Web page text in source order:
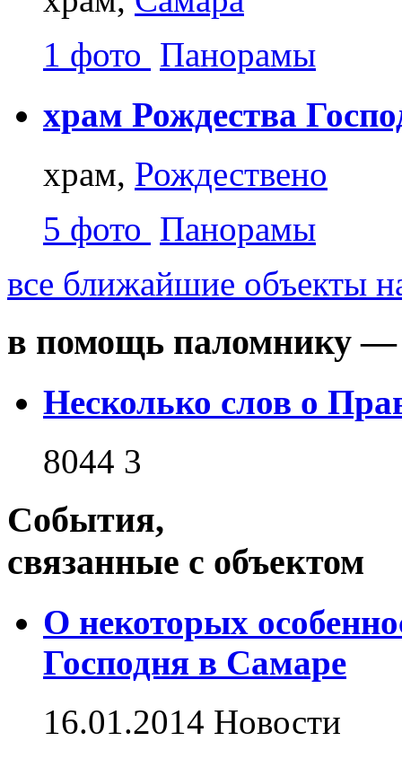
1 фото Панорамы
храм Рождества
храм, Рождествено
5 фото Панорамы
все ближайшие объекты
в помощь паломнику —
Несколько слов о
8044 3
События,
связанные с объектом
О некоторых
Господня в Самаре
16.01.2014 Новости